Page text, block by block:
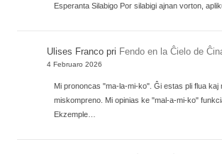
Esperanta Silabigo Por silabigi ajnan vorton,
Ulises Franco pri Fendo en la Ĉielo de
4 Februaro 2026
Mi prononcas "ma-la-mi-ko". Ĝi estas pli flua kaj
miskompreno. Mi opinias ke "mal-a-mi-ko"
Ekzemple…